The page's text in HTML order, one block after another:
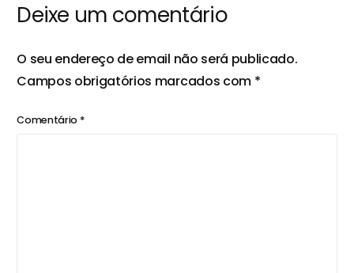
Deixe um comentário
O seu endereço de email não será publicado.
Campos obrigatórios marcados com *
Comentário *